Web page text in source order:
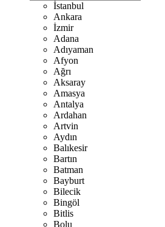
İstanbul
Ankara
İzmir
Adana
Adıyaman
Afyon
Ağrı
Aksaray
Amasya
Antalya
Ardahan
Artvin
Aydın
Balıkesir
Bartın
Batman
Bayburt
Bilecik
Bingöl
Bitlis
Bolu